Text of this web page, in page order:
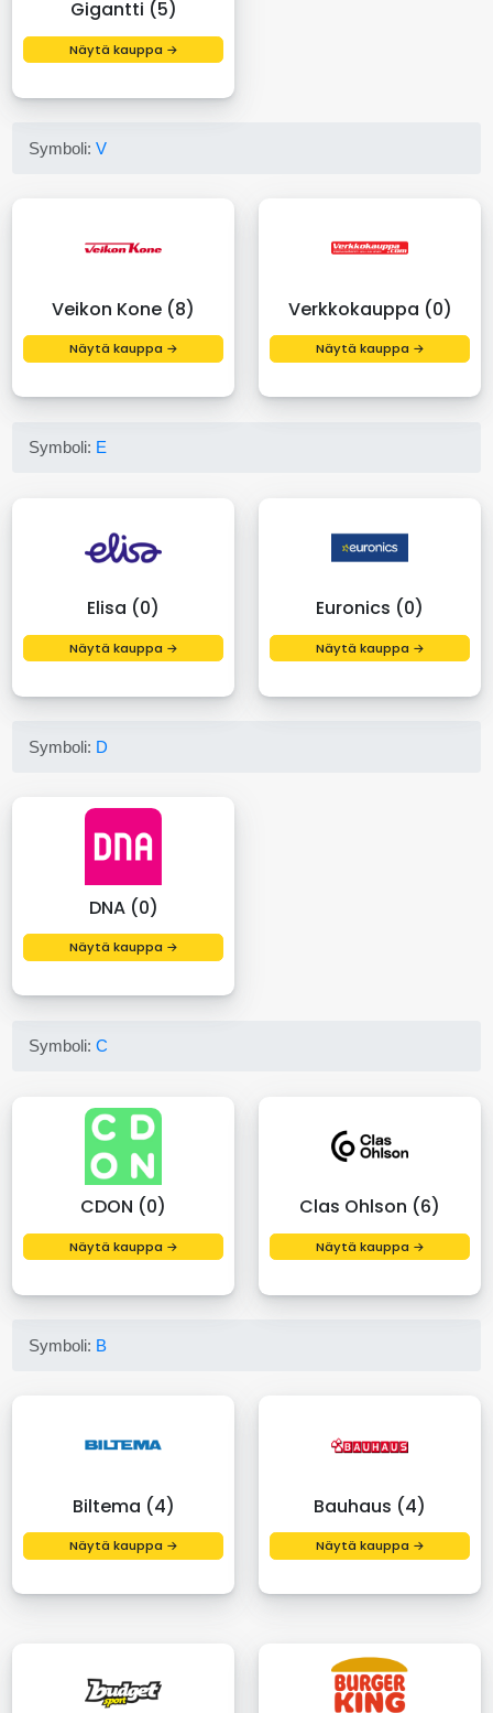
Gigantti (5)
Näytä kauppa →
Symboli:V
Veikon Kone (8)
Näytä kauppa →
Verkkokauppa (0)
Näytä kauppa →
Symboli: E
Elisa (0)
Näytä kauppa →
Euronics (0)
Näytä kauppa →
Symboli: D
DNA (0)
Näytä kauppa →
Symboli:C
CDON (0)
Näytä kauppa →
Clas Ohlson (6)
Näytä kauppa →
Symboli: B
Biltema (4)
Näytä kauppa →
Bauhaus (4)
Näytä kauppa →